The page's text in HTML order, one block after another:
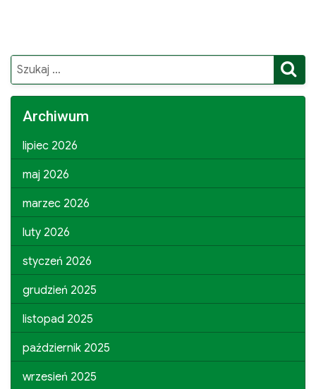
Search
for:
Archiwum
lipiec 2026
maj 2026
marzec 2026
luty 2026
styczeń 2026
grudzień 2025
listopad 2025
październik 2025
wrzesień 2025